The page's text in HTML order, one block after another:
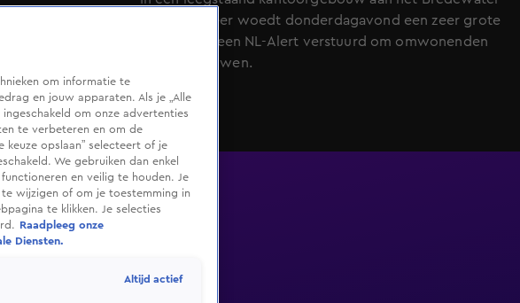
in Zoetermeer woedt donderdagavond een zeer grote
brand. Er is een NL-Alert verstuurd om omwonenden
te waarschuwen.
om informatie te
en jouw apparaten. Als je „Alle
om onze advertenties
te verbeteren en om de
keuze opslaan” selecteert of je
We gebruiken dan enkel
en veilig te houden. Je
wijzigen of om je toestemming in
te klikken. Je selecties
Raadpleeg onze
Diensten.
Altijd actief